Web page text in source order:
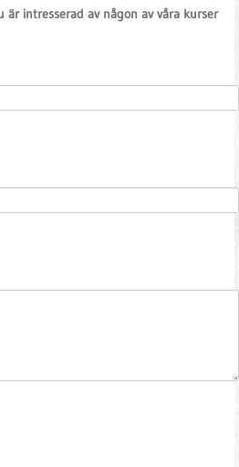
intresserad av någon av våra kurser